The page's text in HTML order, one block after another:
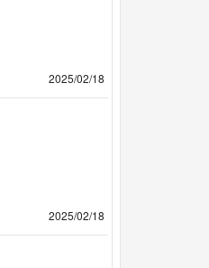
2025/02/18
2025/02/18